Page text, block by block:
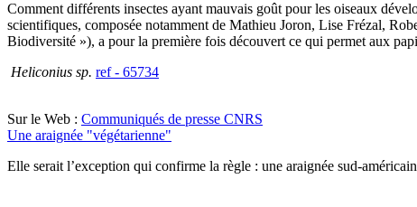
Comment différents insectes ayant mauvais goût pour les oiseaux
scientifiques, composée notamment de Mathieu Joron, Lise Frézal,
Biodiversité »), a pour la première fois découvert ce qui permet aux
Heliconius sp. ref - 65734
Sur le Web : Communiqués de presse CNRS
Une araignée "végétarienne"
Elle serait l’exception qui confirme la règle : une araignée sud-